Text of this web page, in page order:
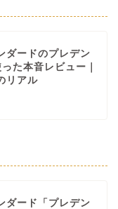
ダードのプレデン
た本音レビュー｜
リアル
ダード「プレデン